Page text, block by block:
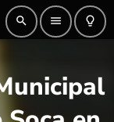
search menu lightbulb_outline